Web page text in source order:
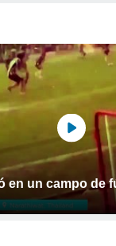
en un campo de